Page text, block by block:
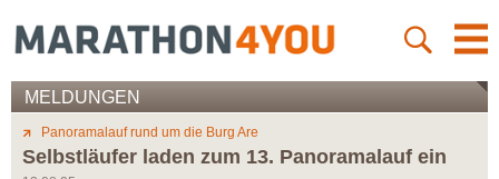
MELDUNGEN
Panoramalauf rund um die Burg Are
Selbstläufer laden zum 13. Panoramalauf ein